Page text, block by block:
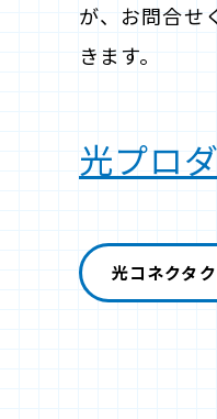
が、お問合せ
きます。
光プロ
光コネクタ